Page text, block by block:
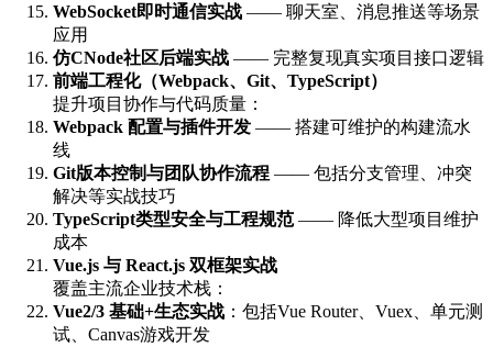
WebSocket即时通信实战 —— 聊天室、消息推送等场景
应用
仿CNode社区后端实战 —— 完整复现真实项目接口逻辑
前端工程化（Webpack、Git、TypeScript）
提升项目协作与代码质量：
Webpack 配置与插件开发 —— 搭建可维护的构建流水
线
Git版本控制与团队协作流程 —— 包括分支管理、冲突
解决等实战技巧
TypeScript类型安全与工程规范—— 降低大型项目维护
成本
Vue.js 与 React.js 双框架实战
覆盖主流企业技术栈：
Vue2/3 基础+生态实战 ：包括Vue Router、Vuex、单元测
试、Canvas游戏开发